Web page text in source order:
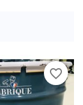
favorite_border